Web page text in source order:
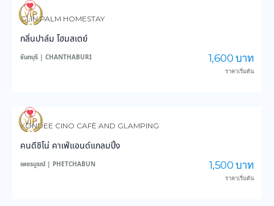
3,755
GLIN PALM HOMESTAY
กลิ่นปาล์ม โฮมสเตย์
จันทบุรี | CHANTHABURI 1,600 บาท
ราคาเริ่มต้น
3,161
KONDEE CINO CAFÈ AND GLAMPING
คนดีชิโน่ คาเฟ่แอนด์แกลมปิ้ง
เพชรบูรณ์ | PHETCHABUN 1,500 บาท
ราคาเริ่มต้น